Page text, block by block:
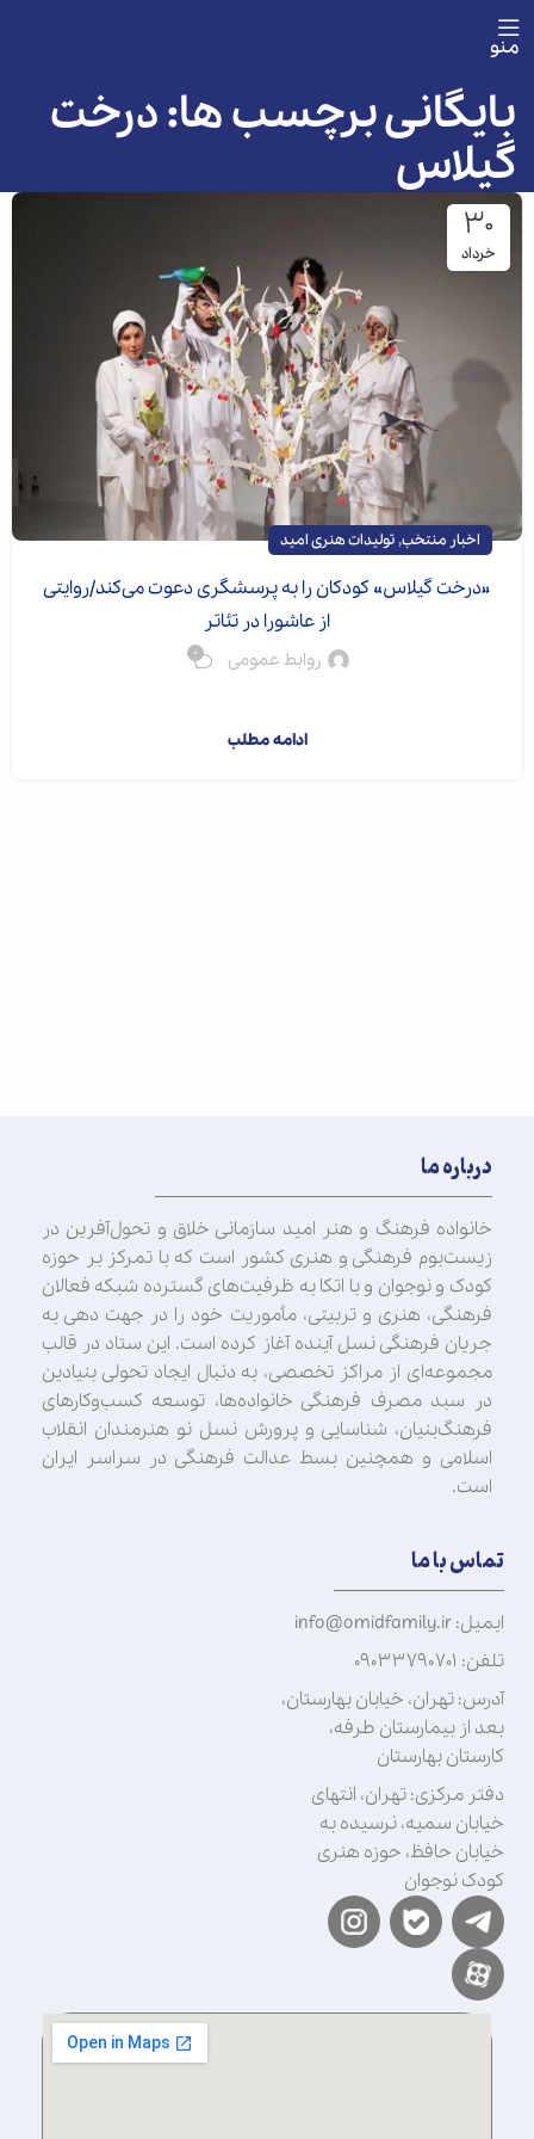
منو
بایگانی برچسب ها: درخت
گیلاس
۳۰
خرداد
اخبار منتخب, تولیدات هنری امید
«درخت گیلاس» کودکان را به پرسشگری دعوت می‌کند/روایتی
از عاشورا در تئاتر
روابط عمومی 0
ادامه مطلب
درباره ما
خانواده فرهنگ و هنر امید سازمانی خلاق و تحول‌آفرین در
زیست‌بوم فرهنگی و هنری کشور است که با تمرکز بر حوزه
کودک و نوجوان و با اتکا به ظرفیت‌های گسترده شبکه فعالان
فرهنگی، هنری و تربیتی، مأموریت خود را در جهت‌ دهی به
جریان فرهنگی نسل آینده آغاز کرده است. این ستاد در قالب
مجموعه‌ای از مراکز تخصصی، به دنبال ایجاد تحولی بنیادین
در سبد مصرف فرهنگی خانواده‌ها، توسعه کسب‌وکارهای
فرهنگ‌بنیان، شناسایی و پرورش نسل نو هنرمندان انقلاب
اسلامی و همچنین بسط عدالت فرهنگی در سراسر ایران
است.
تماس با ما
ایمیل: info@omidfamily.ir
تلفن: ۰۹۰۳۳۷۹۰۷۰۱
آدرس: تهران، خیابان بهارستان،
بعد از بیمارستان طرفه،
کارستان بهارستان
دفتر مرکزی: تهران، انتهای
خیابان سمیه، نرسیده به
خیابان حافظ، حوزه هنری
کودک نوجوان